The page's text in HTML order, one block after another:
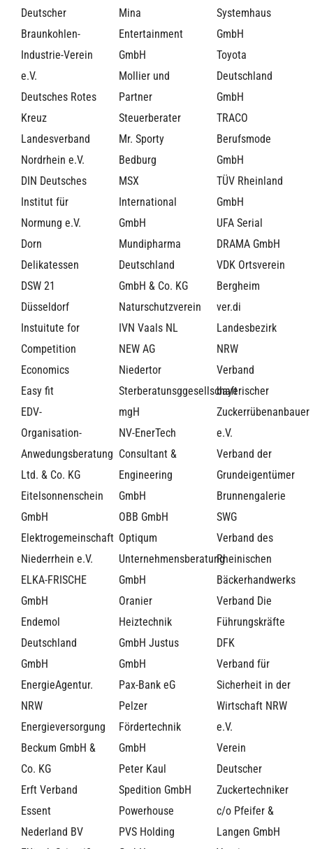
Deutscher
Braunkohlen-
Industrie-Verein
e.V.
Deutsches Rotes
Kreuz
Landesverband
Nordrhein e.V.
DIN Deutsches
Institut für
Normung e.V.
Dorn
Delikatessen
DSW 21
Düsseldorf
Instuitute for
Competition
Economics
Easy fit
EDV-
Organisation-
Anwedungsberatung
Ltd. & Co. KG
Eitelsonnenschein
GmbH
Elektrogemeinschaft
Niederrhein e.V.
ELKA-FRISCHE
GmbH
Endemol
Deutschland
GmbH
EnergieAgentur.
NRW
Energieversorgung
Beckum GmbH &
Co. KG
Erft Verband
Essent
Nederland BV
Mina
Entertainment
GmbH
Mollier und
Partner
Steuerberater
Mr. Sporty
Bedburg
MSX
International
GmbH
Mundipharma
Deutschland
GmbH & Co. KG
Naturschutzverein
IVN Vaals NL
NEW AG
Niedertor
Sterberatunsggesellschaft
mgH
NV-EnerTech
Consultant &
Engineering
GmbH
OBB GmbH
Optiqum
Unternehmensberatung
GmbH
Oranier
Heiztechnik
GmbH Justus
GmbH
Pax-Bank eG
Pelzer
Fördertechnik
GmbH
Peter Kaul
Spedition GmbH
Powerhouse
PVS Holding
Systemhaus
GmbH
Toyota
Deutschland
GmbH
TRACO
Berufsmode
GmbH
TÜV Rheinland
GmbH
UFA Serial
DRAMA GmbH
VDK Ortsverein
Bergheim
ver.di
Landesbezirk
NRW
Verband
bayerischer
Zuckerrübenanbauer
e.V.
Verband der
Grundeigentümer
Brunnengalerie
SWG
Verband des
Rheinischen
Bäckerhandwerks
Verband Die
Führungskräfte
DFK
Verband für
Sicherheit in der
Wirtschaft NRW
e.V.
Verein
Deutscher
Zuckertechniker
c/o Pfeifer &
Langen GmbH